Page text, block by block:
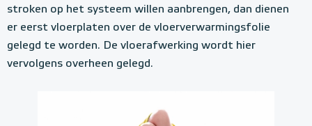
stroken op het systeem willen aanbrengen, dan dienen
er eerst vloerplaten over de vloerverwarmingsfolie
gelegd te worden. De vloerafwerking wordt hier
vervolgens overheen gelegd.